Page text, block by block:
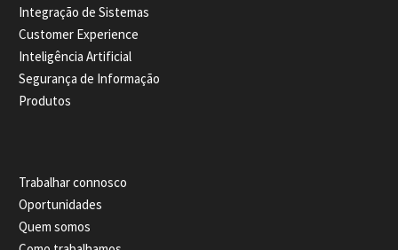
Integração de Sistemas
Customer Experience
Inteligência Artificial
Segurança de Informação
Produtos
Trabalhar connosco
Oportunidades
Quem somos